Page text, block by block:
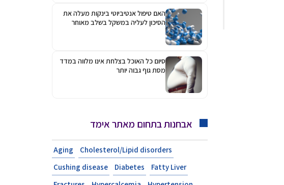
האם טיפול אנטיביוטי בינקות מעלה את
הסיכון לעליה במשקל בשלב מאוחר
סיום כל האוכל בצלחת אינו מלווה במדד
מסת גוף גבוה יותר
אבחנות בתחום מאתר אימד
Aging
Cholesterol/Lipid disorders
Cushing disease
Diabetes
Fatty Liver